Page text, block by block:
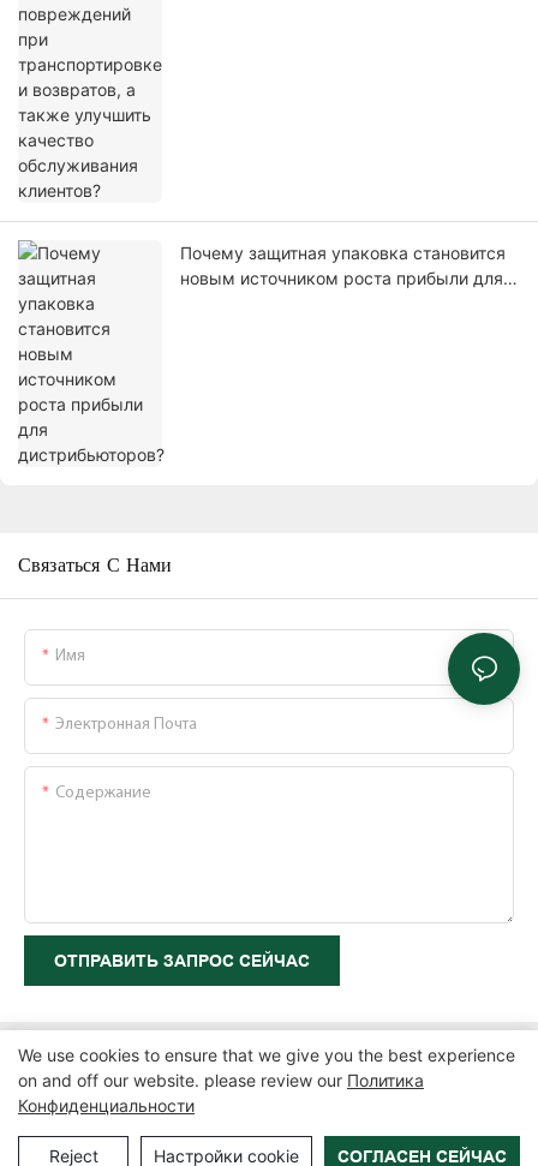
Почему защитная упаковка становится
новым источником роста прибыли для
Связаться С Нами
Имя
Электронная Почта
Содержание
ОТПРАВИТЬ ЗАПРОС СЕЙЧАС
Copyright © 2026 Zhangzhou Air Power Packaging Equipment Co.,
Карта сайта |Политика конфиденциальности
We use cookies to ensure that we give you the best experience
on and off our website. please review our Политика
Конфиденциальности
Reject Настройки cookie СОГЛАСЕН СЕЙЧАС